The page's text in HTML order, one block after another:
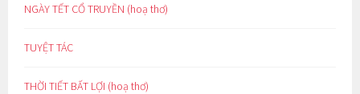
NGÀY TẾT CỔ TRUYỀN (hoạ thơ)
TUYỆT TÁC
THỜI TIẾT BẤT LỢI (hoạ thơ)